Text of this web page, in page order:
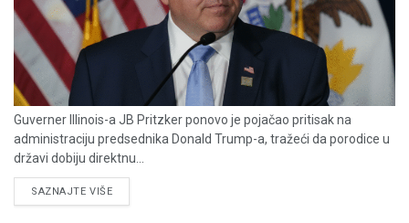
Guverner Illinois-a JB Pritzker ponovo je pojačao pritisak na
administraciju predsednika Donald Trump-a, tražeći da porodice u
državi dobiju direktnu...
SAZNAJTE VIŠEDETAILS